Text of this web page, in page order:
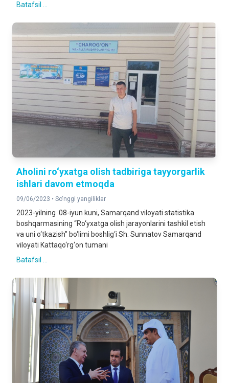
Batafsil ...
Aholini ro‘yxatga olish tadbiriga tayyorgarlik
ishlari davom etmoqda
09/06/2023 • So‘nggi yangiliklar
2023-yilning 08-iyun kuni, Samarqand viloyati statistika
boshqarmasining “Ro‘yxatga olish jarayonlarini tashkil etish
va uni o‘tkazish” bo‘limi boshlig‘i Sh. Sunnatov Samarqand
viloyati Kattaqo‘rg‘on tumani
Batafsil ...